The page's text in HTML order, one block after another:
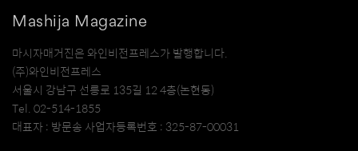
Mashija Magazine
마시자매거진은 와인비전프레스가 발행합니다.
(주)와인비전프레스
서울시 강남구 선릉로 135길 12 4층(논현동)
Tel. 02-514-1855
대표자 : 방문송 사업자등록번호 : 325-87-00031